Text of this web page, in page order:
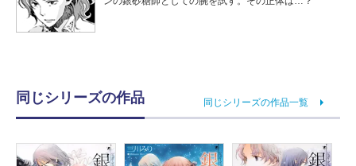
同じシリーズの作品 同じシリーズの作品一覧